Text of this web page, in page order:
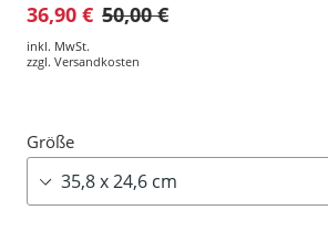
36,90 € 50,00 €
inkl. MwSt.
zzgl. Versandkosten
Größe